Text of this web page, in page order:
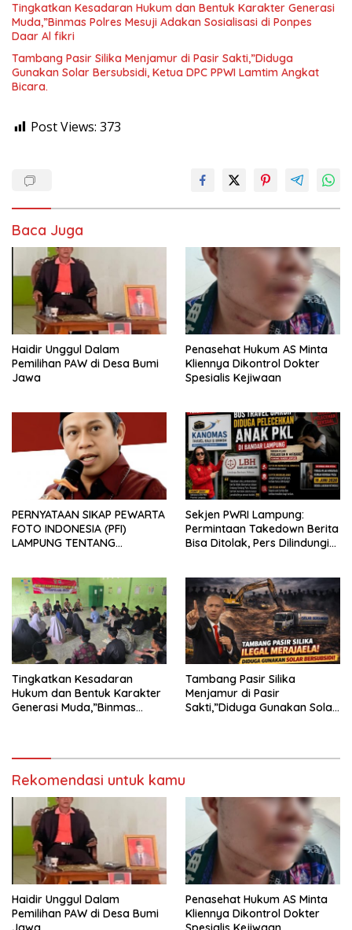
Tingkatkan Kesadaran Hukum dan Bentuk Karakter Generasi
Muda,”Binmas Polres Mesuji Adakan Sosialisasi di Ponpes
Daar Al fikri
Tambang Pasir Silika Menjamur di Pasir Sakti,”Diduga
Gunakan Solar Bersubsidi, Ketua DPC PPWI Lamtim Angkat
Bicara.
Post Views: 373
Baca Juga
Haidir Unggul Dalam
Pemilihan PAW di Desa Bumi
Jawa
Penasehat Hukum AS Minta
Kliennya Dikontrol Dokter
Spesialis Kejiwaan
PERNYATAAN SIKAP PEWARTA
FOTO INDONESIA (PFI)
LAMPUNG TENTANG
TERHADAP JURNALIS DI
PENGADILAN NEGERI
TANJUNG KARANG.
Sekjen PWRI Lampung:
Permintaan Takedown Berita
Bisa Ditolak, Pers Dilindungi
Tingkatkan Kesadaran
Hukum dan Bentuk Karakter
Generasi Muda,”Binmas
Tambang Pasir Silika
Menjamur di Pasir
Sakti,”Diduga Gunakan Solar
Rekomendasi untuk kamu
Haidir Unggul Dalam
Pemilihan PAW di Desa Bumi
Penasehat Hukum AS Minta
Kliennya Dikontrol Dokter